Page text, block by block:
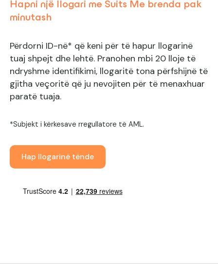
Hapni një llogari me Suits Me brenda pak
minutash
Përdorni ID-në* që keni për të hapur llogarinë
tuaj shpejt dhe lehtë. Pranohen mbi 20 lloje të
ndryshme identifikimi, llogaritë tona përfshijnë të
gjitha veçoritë që ju nevojiten për të menaxhuar
paratë tuaja.
*Subjekt i kërkesave rregullatore të AML.
Hap llogarinë tënde